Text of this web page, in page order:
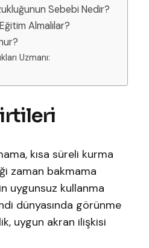
Sebebi Nedir?
Almalılar?
Uzmanı:
kısa süreli kurma
zaman bakmama
uygunsuz kullanma
dünyasında görünme
uygun akran ilişkisi